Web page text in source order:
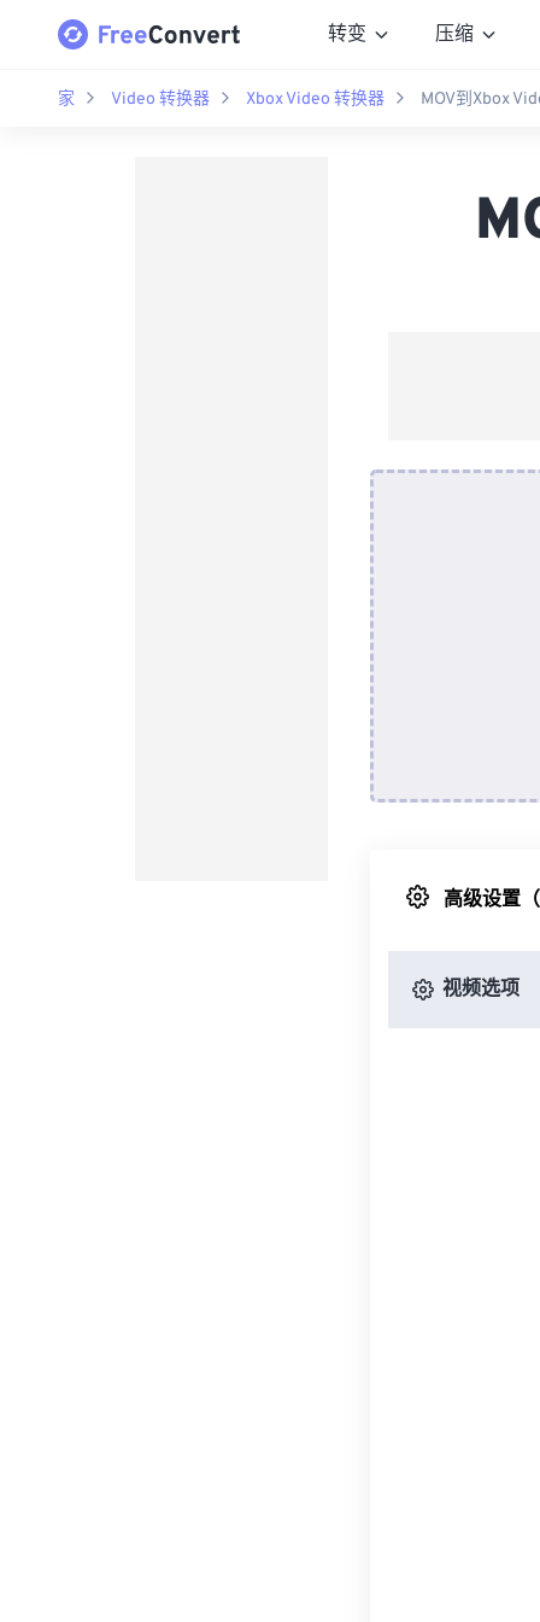
转变 压缩
家 Video 转换器 Xbox Video 转换器 MOV到Xbox
高级设置
视频选项